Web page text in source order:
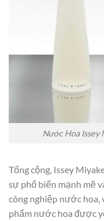
Nước Hoa Issey
Tổng cộng, Issey
sự phổ biến mạnh mẽ
công nghiệp nước hoa,
phẩm nước hoa được